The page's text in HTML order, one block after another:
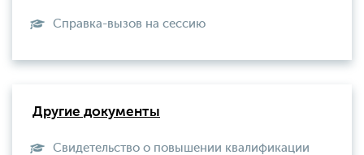
Справка-вызов на сессию
Другие документы
Свидетельство о повышении квалификации